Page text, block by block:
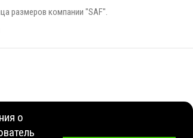
размеров компании "SAF".
о